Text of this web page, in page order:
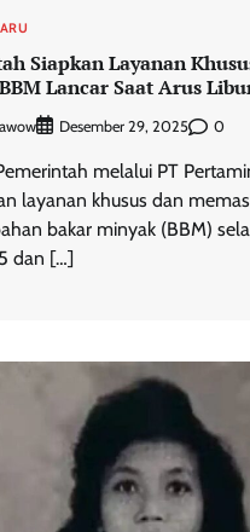
Siapkan Layanan
Lancar Saat Arus
Desember 29, 2025 0
melalui PT
layanan khusus dan
bakar minyak (BBM)
dan […]